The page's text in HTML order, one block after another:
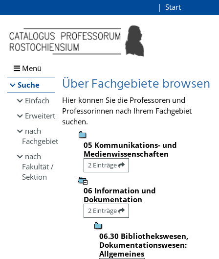
Browsen
direkt zum Inhalt
Start
Menü
Suche
Einfach
Erweitert
nach
Fachgebiet
nach
Fakultät /
Sektion
Über Fachgebiete browsen
Hier können Sie die Professoren und
Professorinnen nach Ihrem Fachgebiet
suchen.
05 Kommunikations- und
Medienwissenschaften
2 Einträge
06 Information und
Dokumentation
2 Einträge
06.30 Bibliothekswesen,
Dokumentationswesen:
Allgemeines